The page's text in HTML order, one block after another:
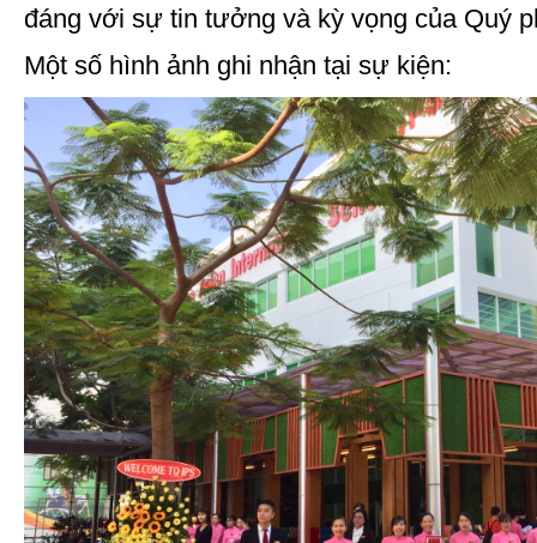
đáng với sự tin tưởng và kỳ vọng của Quý
Một số hình ảnh ghi nhận tại sự kiện: